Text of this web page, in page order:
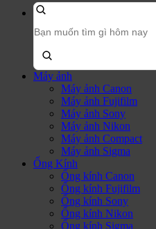
kiếm
sản
phẩm:
Máy ảnh
Máy ảnh Canon
Máy ảnh Fujifilm
Máy ảnh Sony
Máy ảnh Nikon
Máy ảnh Compact
Máy ảnh Sigma
Ống Kính
Ống kính Canon
Ống kính Fujifilm
Ống kính Sony
Ống kính Nikon
Ống kính Sigma